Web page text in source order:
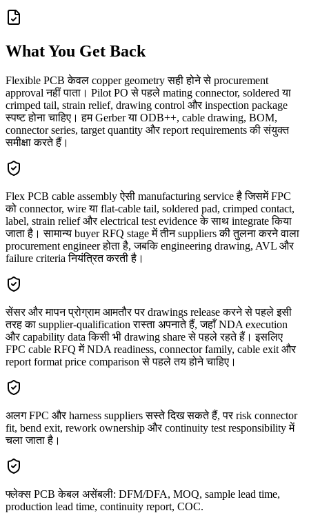
What You Get Back
Flexible PCB केवल copper geometry सही होने से procurement
approval नहीं पाता। Pilot PO से पहले mating connector, soldered या
crimped tail, strain relief, drawing control और inspection package
स्पष्ट होना चाहिए। हम Gerber या ODB++, cable drawing, BOM,
connector series, target quantity और report requirements की संयुक्त
समीक्षा करते हैं।
Flex PCB cable assembly ऐसी manufacturing service है जिसमें FPC
को connector, wire या flat-cable tail, soldered pad, crimped contact,
label, strain relief और electrical test evidence के साथ integrate किया
जाता है। सामान्य buyer RFQ stage में तीन suppliers की तुलना करने वाला
procurement engineer होता है, जबकि engineering drawing, AVL और
failure criteria नियंत्रित करती है।
सेंसर और मापन प्रोग्राम आमतौर पर drawings release करने से पहले इसी
तरह का supplier-qualification रास्ता अपनाते हैं, जहाँ NDA execution
और capability data किसी भी drawing share से पहले रहते हैं। इसलिए
FPC cable RFQ में NDA readiness, connector family, cable exit और
report format price comparison से पहले तय होने चाहिए।
अलग FPC और harness suppliers सस्ते दिख सकते हैं, पर risk connector
fit, bend exit, rework ownership और continuity test responsibility में
चला जाता है।
फ्लेक्स PCB केबल असेंबली: DFM/DFA, MOQ, sample lead time,
production lead time, continuity report, COC.